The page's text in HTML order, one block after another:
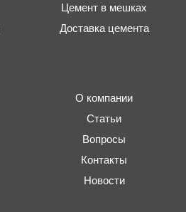
Цемент в мешках
Доставка цемента
О компании
Статьи
Вопросы
Контакты
Новости